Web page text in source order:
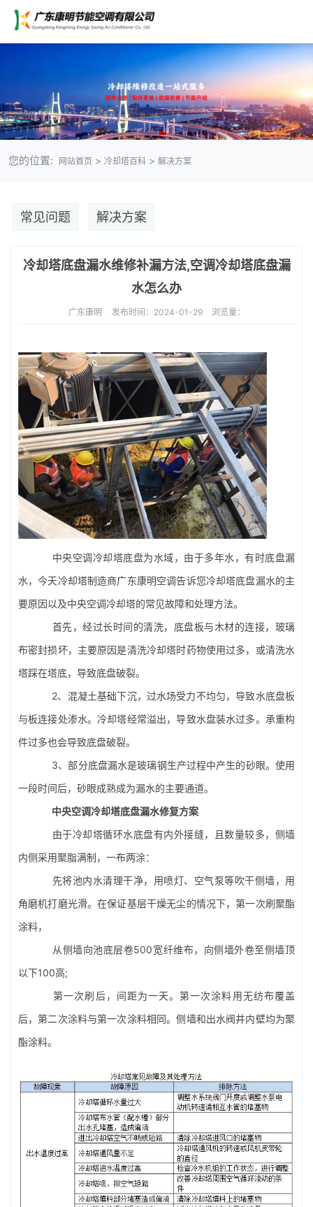
您的位置: 网站首页 > 冷却塔百科> 解决方案
常见问题 解决方案
冷却塔底盘漏水维修补漏方法,空调冷却塔底盘漏
水怎么办
广东康明 发布时间：2024-01-29 浏览量：
中央空调冷却塔底盘为水域，由于多年水，有时底盘漏
水，今天冷却塔制造商广东康明空调告诉您冷却塔底盘漏水的主
要原因以及中央空调冷却塔的常见故障和处理方法。
首先，经过长时间的清洗，底盘板与木材的连接，玻璃
布密封损坏，主要原因是清洗冷却塔时药物使用过多，或清洗水
塔踩在塔底，导致底盘破裂。
2、混凝土基础下沉，过水场受力不均匀，导致水底盘板
与板连接处渗水。冷却塔经常溢出，导致水盘装水过多。承重构
件过多也会导致底盘破裂。
3、部分底盘漏水是玻璃钢生产过程中产生的砂眼。使用
一段时间后，砂眼成熟成为漏水的主要通道。
中央空调冷却塔底盘漏水修复方案
由于冷却塔循环水底盘有内外接缝，且数量较多，侧墙
内侧采用聚脂满制，一布两涂：
先将池内水清理干净，用喷灯、空气泵等吹干侧墙，用
角磨机打磨光滑。在保证基层干燥无尘的情况下，第一次刷聚酯
涂料，
从侧墙向池底层卷500宽纤维布，向侧墙外卷至侧墙顶
以下100高;
第一次刷后，间距为一天。第一次涂料用无纺布覆盖
后，第二次涂料与第一次涂料相同。侧墙和出水阀井内壁均为聚
酯涂料。